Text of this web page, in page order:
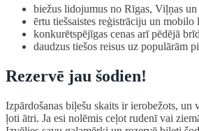
biežus lidojumus no Rīgas, Viļņas un
ērtu tiešsaistes reģistrāciju un mobilo
konkurētspējīgas cenas arī pēdējā
daudzus tiešos reisus uz populārām
Rezervē jau šodien!
Izpārdošanas biļešu skaits ir ierobežots, un
ļoti ātri. Ja esi nolēmis ceļot rudenī vai